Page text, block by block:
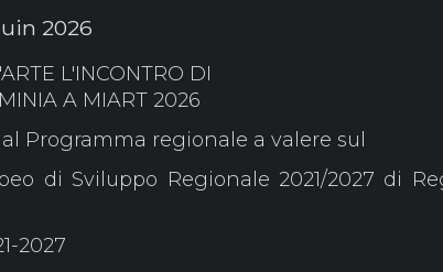
2026
L'INCONTRO DI
A MIART 2026
Programma regionale a valere sul
di Sviluppo Regionale 2021/2027 di
2027